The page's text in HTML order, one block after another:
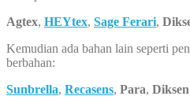
Agtex, HEYtex, Sage Ferari,
Kemudian ada bahan lain seperti
berbahan:
Sunbrella, Recasens, Para, Diksen